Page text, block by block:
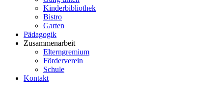
Kinderbibliothek
Bistro
Garten
Pädagogik
Zusammenarbeit
Elterngremium
Förderverein
Schule
Kontakt